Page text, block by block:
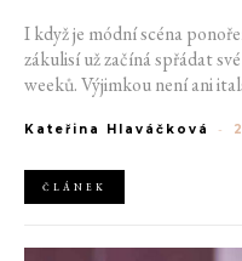
I když je módní scéna
zákulisí už začíná spřádat
weeků. Výjimkou není ani
22. do 28. září přivítá
Moschino.
Kateřina Hlaváčková -
ČLÁNEK